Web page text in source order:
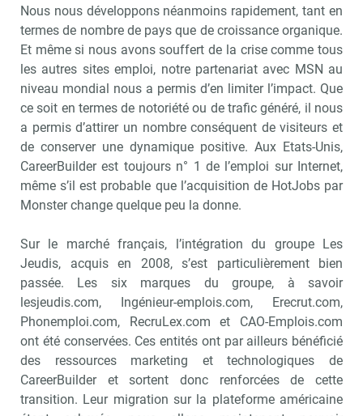
Nous nous développons néanmoins rapidement, tant en
termes de nombre de pays que de croissance organique.
Et même si nous avons souffert de la crise comme tous
les autres sites emploi, notre partenariat avec MSN au
niveau mondial nous a permis d’en limiter l’impact. Que
ce soit en termes de notoriété ou de trafic généré, il nous
a permis d’attirer un nombre conséquent de visiteurs et
de conserver une dynamique positive. Aux Etats-Unis,
CareerBuilder est toujours n° 1 de l’emploi sur Internet,
même s’il est probable que l’acquisition de HotJobs par
Monster change quelque peu la donne.
Sur le marché français, l’intégration du groupe Les
Jeudis, acquis en 2008, s’est particulièrement bien
passée. Les six marques du groupe, à savoir
lesjeudis.com, Ingénieur-emplois.com, Erecrut.com,
Phonemploi.com, RecruLex.com et CAO-Emplois.com
ont été conservées. Ces entités ont par ailleurs bénéficié
des ressources marketing et technologiques de
CareerBuilder et sortent donc renforcées de cette
transition. Leur migration sur la plateforme américaine